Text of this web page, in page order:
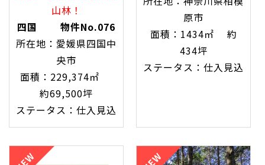
山林！
四国 物件No.076
所在地：愛媛県四国中
央市
面積：229,374㎡
約69,500坪
ステータス：仕入見込
原市
面積：1434㎡ 約
434坪
ステータス：仕入見込